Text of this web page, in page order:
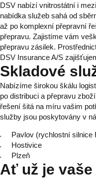
DSV nabízí vnitrostátní i
nabídka služeb sahá od
až po komplexní přepravní
přepravu. Zajistíme vám
přepravu zásilek.
DSV Insurance A/S
Skladové
Nabízíme širokou škálu
po distribuci a přepravu
řešení šitá na míru vašim
služby jsou poskytovány v
Pavlov (rychlostní silnice
Hostivice
Plzeň
Ať už je